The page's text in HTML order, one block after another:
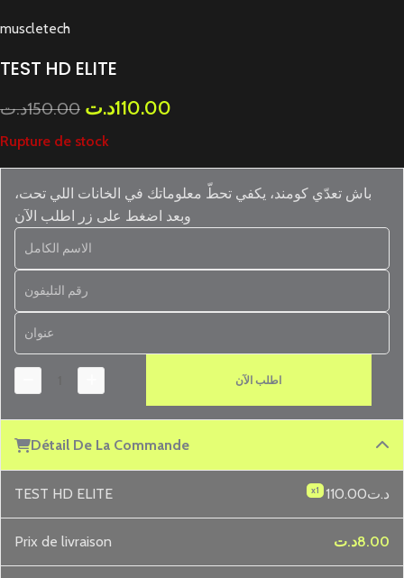
muscletech
TEST HD ELITE
150.00د.ت 110.00د.ت
Rupture de stock
باش تعدّي كومند، يكفي تحطّ معلوماتك في الخانات اللي تحت،
وبعد اضغط على زر اطلب الآن
اطلب الآن
Détail De La Commande
TEST HD ELITE x1 110.00د.ت
Prix ​​de livraison 8.00د.ت